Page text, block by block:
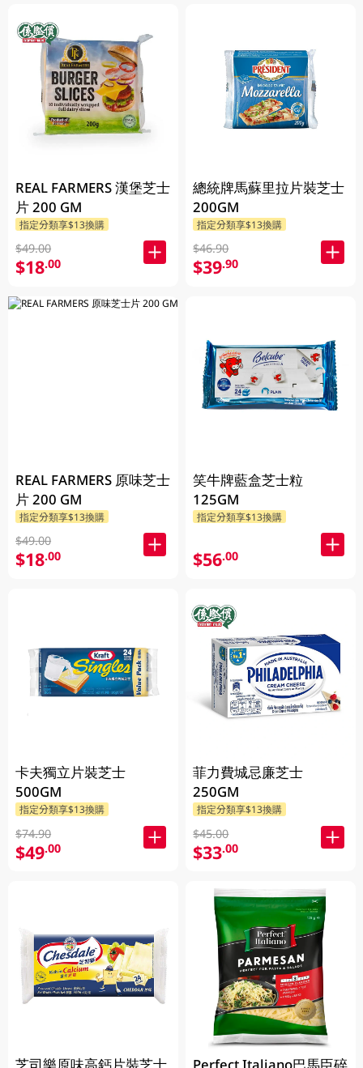
REAL FARMERS 漢堡芝士
片 200 GM
指定分類享$13換購
$49.00
$18.00
REAL FARMERS 原味芝士
片 200 GM
指定分類享$13換購
$49.00
$18.00
卡夫獨立片裝芝士
500GM
指定分類享$13換購
$74.90
$49.00
總統牌馬蘇里拉片裝芝士
200GM
指定分類享$13換購
$46.90
$39.90
笑牛牌藍盒芝士粒
125GM
指定分類享$13換購
$56.00
菲力費城忌廉芝士
250GM
指定分類享$13換購
$45.00
$33.00